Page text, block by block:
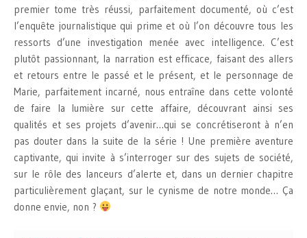
premier tome très réussi, parfaitement documenté, où c’est
l’enquête journalistique qui prime et où l’on découvre tous les
ressorts d’une investigation menée avec intelligence. C’est
plutôt passionnant, la narration est efficace, faisant des allers
et retours entre le passé et le présent, et le personnage de
Marie, parfaitement incarné, nous entraîne dans cette volonté
de faire la lumière sur cette affaire, découvrant ainsi ses
qualités et ses projets d’avenir…qui se concrétiseront à n’en
pas douter dans la suite de la série ! Une première aventure
captivante, qui invite à s’interroger sur des sujets de société,
sur le rôle des lanceurs d’alerte et, dans un dernier chapitre
particulièrement glaçant, sur le cynisme de notre monde… Ça
donne envie, non ?